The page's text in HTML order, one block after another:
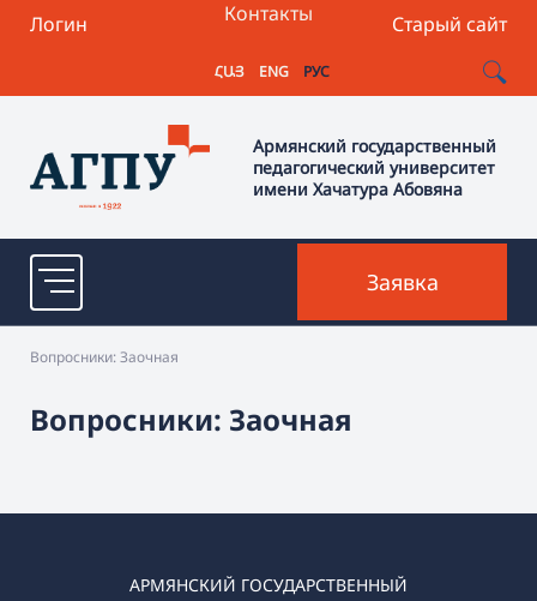
Логин Старый сайт
Контакты
ՀԱՅ ENG РУС
Армянский государственный
педагогический университет
имени Хачатура Абовяна
Заявка
Вопросники: Заочная
Вопросники: Заочная
АРМЯНСКИЙ ГОСУДАРСТВЕННЫЙ